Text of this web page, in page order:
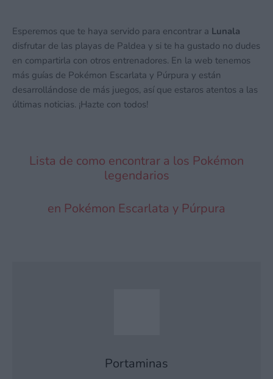
Esperemos que te haya servido para encontrar a Lunala
disfrutar de las playas de Paldea y si te ha gustado no dudes
en compartirla con otros entrenadores. En la web tenemos
más guías de Pokémon Escarlata y Púrpura y están
desarrollándose de más juegos, así que estaros atentos a las
últimas noticias. ¡Hazte con todos!
Lista de como encontrar a los Pokémon
legendarios
en Pokémon Escarlata y Púrpura
Portaminas